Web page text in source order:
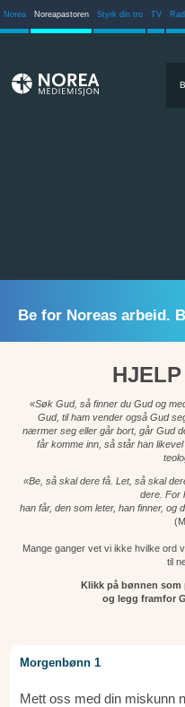
Norea Noreapastoren Styrk din tro TV
Be for Noreas arbeid.
«Søk Gud, så finner du Gud og
Gud, til ham vender også Gud
nærmer seg eller går bort, går Gud
får komme inn, så står han
«Be, så skal dere få. Let, så skal
dere. For
han får, den som leter, han finner, og
Mange ganger vet vi ikke hvilke ord
til
Klikk på bønnen som
og legg framfor
Morgenbønn 1
Mett oss med din miskunn